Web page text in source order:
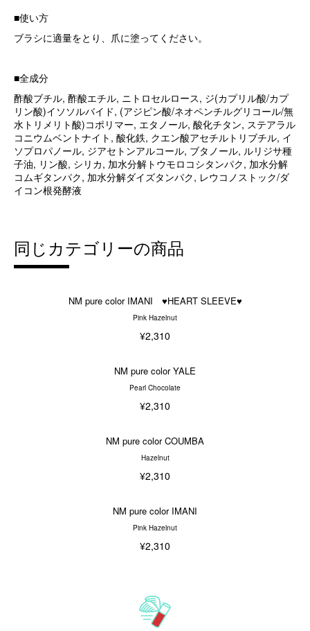
■使い方
ブラシに適量をとり、爪に塗ってください。
■全成分
酢酸ブチル, 酢酸エチル, ニトロセルロース, ジ(カプリル酸/カプ
リン酸)イソソルバイド, (アジピン酸/ネオペンチルグリコール/無
水トリメリト酸)コポリマー, エタノール, 酸化チタン, ステアラル
コニウムベントナイト, 酸化鉄, クエン酸アセチルトリブチル, イ
ソプロパノール, ジアセトンアルコール, ブタノール, ルリジサ種
子油, リン酸, シリカ, 加水分解トウモロコシタンパク, 加水分解
コムギタンパク, 加水分解ダイズタンパク, レウコノストック/ダ
イコン根発酵液
同じカテゴリーの商品
NM pure color IMANI ♥HEART SLEEVE♥
Pink Hazelnut
¥2,310
NM pure color YALE
Pearl Chocolate
¥2,310
NM pure color COUMBA
Hazelnut
¥2,310
NM pure color IMANI
Pink Hazelnut
¥2,310